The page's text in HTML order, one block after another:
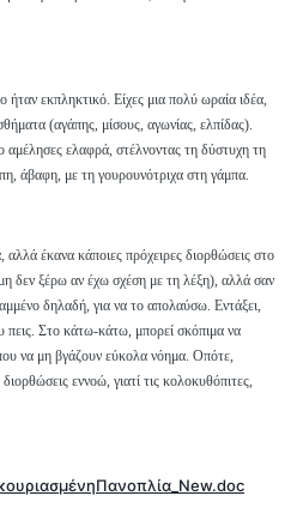
εκπληκτικό. Είχες μια πολύ ωραία ιδέα,
(αγάπης, μίσους, αγωνίας, ελπίδας).
αμέλησες ελαφρά, στέλνοντας τη δύστυχη τη
άβαφη, με τη γουρουνότριχα στη γάμπα.
έκανα κάποιες πρόχειρες διορθώσεις στο
δεν ξέρω αν έχω σχέση με τη λέξη), αλλά σαν
δηλαδή, για να το απολαύσω. Εντάξει,
πεις. Στο κάτω-κάτω, μπορεί σκόπιμα να
να μη βγάζουν εύκολα νόημα. Οπότε,
εννοώ, γιατί τις κολοκυθόπιτες,